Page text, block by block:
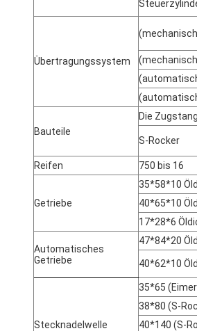
Übertragungssystem
Bauteile
Die
S-Rocker
Reifen 750 bis 16
Getriebe
35*58*10
40*65*10
17*28*6
Automatisches
Getriebe
47*84*20
40*62*10
Stecknadelwelle
35*65
38*80 (S-
40*140 (S-